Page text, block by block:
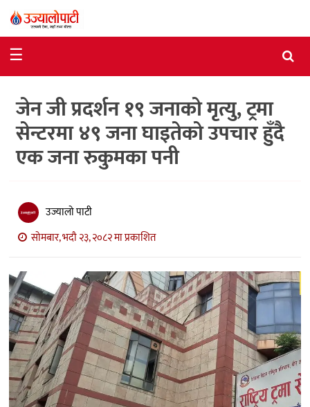
राजनीति
विशेष
आर्थिक
विचार
मनोरञ्जन
प्रविधि
खेलकुद
अन्य
☰
जेन जी प्रदर्शन १९ जनाको मृत्यु, ट्रमा
सेन्टरमा ४९ जना घाइतेको उपचार हुँदै
एक जना रुकुमका पनी
उज्यालो पाटी
सोमबार, भदौ २३, २०८२ मा प्रकाशित